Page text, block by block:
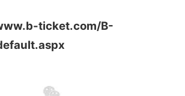
ticket.com/B-